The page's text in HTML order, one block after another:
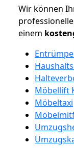
Wir können
einem
Möbellift
Möbeltaxi